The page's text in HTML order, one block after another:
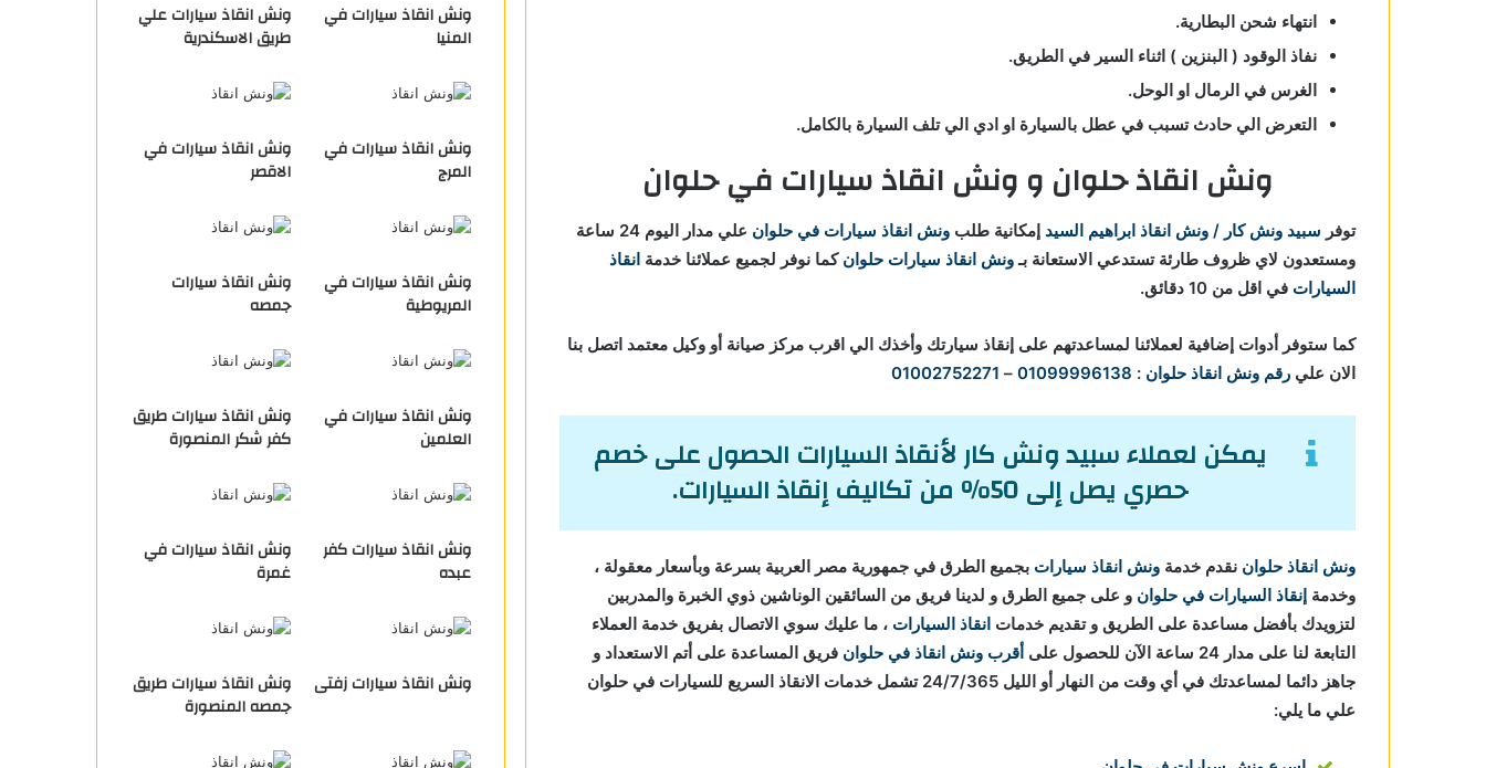
انتهاء شحن البطارية.
نفاذ الوقود ( البنزين ) اثناء السير في الطريق.
الغرس في الرمال او الوحل.
التعرض الي حادث تسبب في عطل بالسيارة او ادي الي تلف السيارة بالكامل.
ونش انقاذ حلوان و ونش انقاذ سيارات في حلوان
توفر سبيد ونش كار / ونش انقاذ ابراهيم السيد إمكانية طلب ونش انقاذ سيارات في حلوان
علي مدار اليوم 24 ساعة
ومستعدون لاي ظروف طارئة تستدعي الاستعانة بـونش انقاذ سيارات حلوان كما نوفر لجميع عملائنا خدمة انقاذ
السيارات في اقل من 10 دقائق.
كما ستوفر أدوات إضافية لعملائنا لمساعدتهم على إنقاذ سيارتك وأخذك الي اقرب مركز صيانة أو وكيل معتمد اتصل بنا
الان علي رقم ونش انقاذ حلوان :
01099996138
–
01002752271
يمكن لعملاء سبيد ونش كار لأنقاذ السيارات الحصول على خصم
حصري يصل إلى 50% من تكاليف إنقاذ السيارات.
ونش انقاذ حلوان نقدم خدمة ونش انقاذ سيارات بجميع الطرق في جمهورية مصر العربية بسرعة وبأسعار معقولة ،
وخدمة إنقاذ السيارات في حلوان و على جميع الطرق و لدينا فريق من السائقين الوناشين ذوي الخبرة والمدربين
لتزويدك بأفضل مساعدة على الطريق و تقديم خدمات انقاذ السيارات ، ما عليك سوي الاتصال بفريق خدمة العملاء
التابعة لنا على مدار 24 ساعة الآن للحصول على
أقرب ونش انقاذ في حلوان فريق المساعدة على أتم الاستعداد و
جاهز دائما لمساعدتك في أي وقت من النهار أو الليل 24/7/365 تشمل خدمات الانقاذ السريع للسيارات في حلوان
علي ما يلي:
ونش انقاذ سيارات في
المنيا
ونش انقاذ سيارات علي
طريق الاسكندرية
ونش انقاذ سيارات في
المرج
ونش انقاذ سيارات في
الاقصر
ونش انقاذ سيارات في
المريوطية
ونش انقاذ سيارات
جمصه
ونش انقاذ سيارات في
العلمين
ونش انقاذ سيارات طريق
كفر شكر المنصورة
ونش انقاذ سيارات كفر
عبده
ونش انقاذ سيارات في
غمرة
ونش انقاذ سيارات زفتى
ونش انقاذ سيارات طريق
جمصه المنصورة